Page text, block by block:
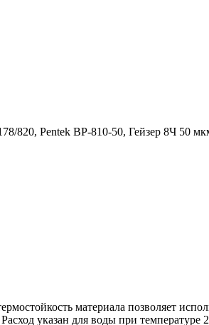
Pentek BP-810-50, Гейзер 8Ч 50
материала позволяет
указан для воды при температуре